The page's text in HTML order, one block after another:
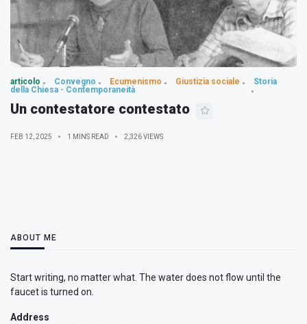
articolo Convegno Ecumenismo Giustizia sociale
Storia
della Chiesa - Contemporaneità
Un contestatore contestato
FEB 12, 2025 1 MINS READ 2,326 VIEWS
ABOUT ME
Start writing, no matter what. The water does not flow until the
faucet is turned on.
Address